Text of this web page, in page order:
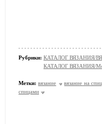
Рубрики: КАТАЛОГ ВЯЗАНИЯ/
КАТАЛОГ ВЯЗАНИЯ/
Метки: вязание
вязание на
спицами